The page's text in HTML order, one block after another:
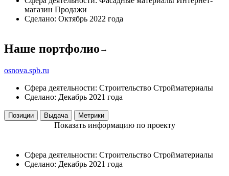
магазин Продажи
Сделано: Октябрь 2022 года
Наше портфолио →
osnova.spb.ru
Сфера деятельности: Строительство Стройматериалы
Сделано: Декабрь 2021 года
Позиции Выдача Метрики
Показать информацию по проекту
Сфера деятельности: Строительство Стройматериалы
Сделано: Декабрь 2021 года